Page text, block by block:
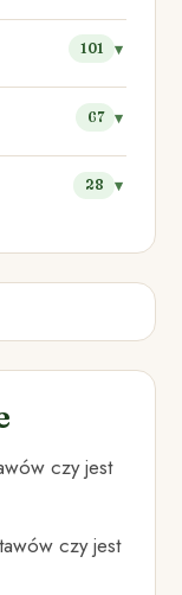
101
67
28
czy jest
czy jest